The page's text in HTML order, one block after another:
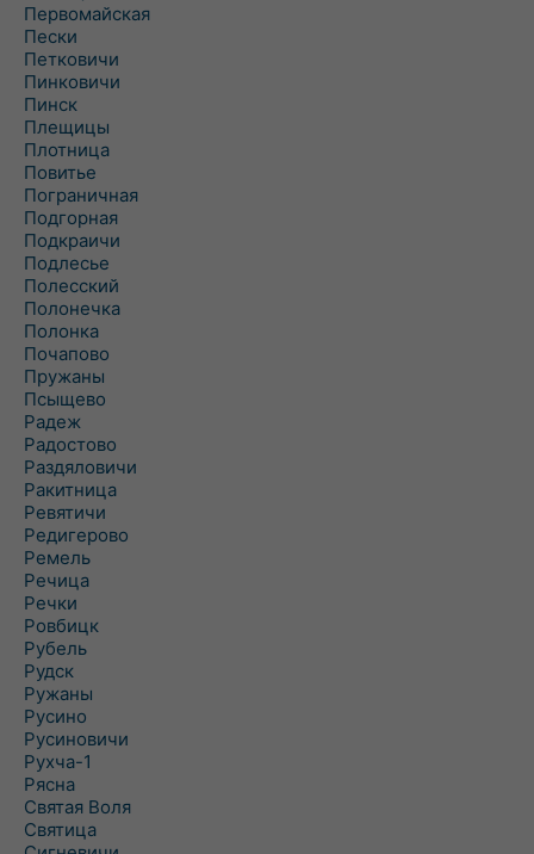
Первомайская
Пески
Петковичи
Пинковичи
Пинск
Плещицы
Плотница
Повитье
Пограничная
Подгорная
Подкраичи
Подлесье
Полесский
Полонечка
Полонка
Почапово
Пружаны
Псыщево
Радеж
Радостово
Раздяловичи
Ракитница
Ревятичи
Редигерово
Ремель
Речица
Речки
Ровбицк
Рубель
Рудск
Ружаны
Русино
Русиновичи
Рухча-1
Рясна
Святая Воля
Святица